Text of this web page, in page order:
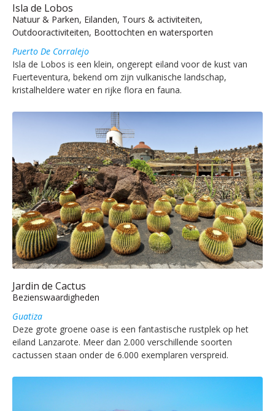
Isla de Lobos
Natuur & Parken, Eilanden, Tours & activiteiten,
Outdooractiviteiten, Boottochten en watersporten
Puerto De Corralejo
Isla de Lobos is een klein, ongerept eiland voor de kust van
Fuerteventura, bekend om zijn vulkanische landschap,
kristalheldere water en rijke flora en fauna.
Jardin de Cactus
Bezienswaardigheden
Guatiza
Deze grote groene oase is een fantastische rustplek op het
eiland Lanzarote. Meer dan 2.000 verschillende soorten
cactussen staan onder de 6.000 exemplaren verspreid.